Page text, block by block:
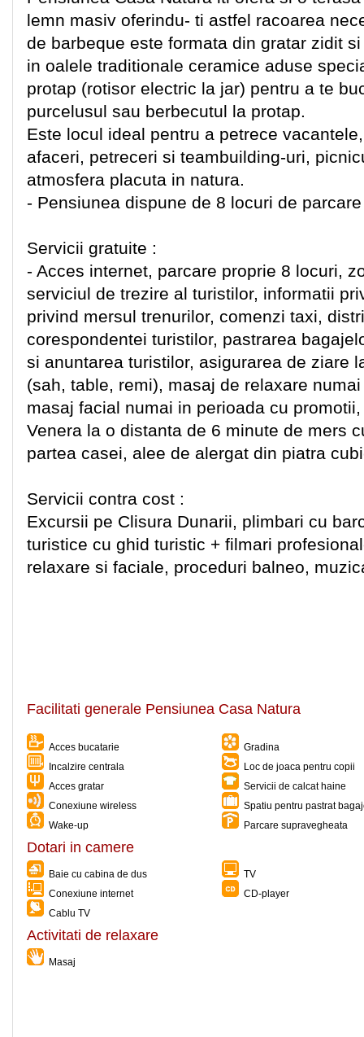
lemn masiv oferindu- ti astfel racoarea
de barbeque este formata din gratar zidit
in oalele traditionale ceramice aduse
protap (rotisor electric la jar) pentru a te
purcelusul sau berbecutul la protap.
Este locul ideal pentru a petrece
afaceri, petreceri si teambuilding-uri,
atmosfera placuta in natura.
- Pensiunea dispune de 8 locuri de
Servicii gratuite :
- Acces internet, parcare proprie 8 locuri,
serviciul de trezire al turistilor, informatii
privind mersul trenurilor, comenzi taxi,
corespondentei turistilor, pastrarea
si anuntarea turistilor, asigurarea de ziare
(sah, table, remi), masaj de relaxare
masaj facial numai in perioada cu
Venera la o distanta de 6 minute de mers
partea casei, alee de alergat din piatra
Servicii contra cost :
Excursii pe Clisura Dunarii, plimbari cu
turistice cu ghid turistic + filmari
relaxare si faciale, proceduri balneo,
Facilitati generale Pensiunea Casa Natura
Acces bucatarie
Gradina
Incalzire centrala
Loc de joaca pentru copii
Acces gratar
Servicii de calcat haine
Conexiune wireless
Spatiu pentru pastrat
Wake-up
Parcare supravegheata
Dotari in camere
Baie cu cabina de dus
TV
Conexiune internet
CD-player
Cablu TV
Activitati de relaxare
Masaj